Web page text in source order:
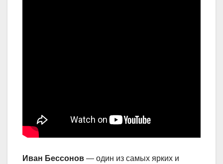
Иван Бессонов — один из самых ярких и